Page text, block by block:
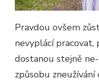
Pravdou ovšem
nevyplácí pracovat,
dostanou stejně
způsobu